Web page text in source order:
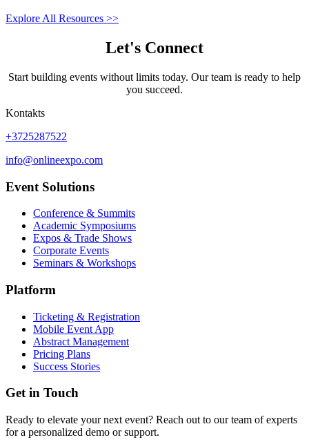
Explore All Resources >>
Let's Connect
Start building events without limits today. Our team is ready to help
you succeed.
Kontakts
+3725287522
info@onlineexpo.com
Event Solutions
Conference & Summits
Academic Symposiums
Expos & Trade Shows
Corporate Events
Seminars & Workshops
Platform
Ticketing & Registration
Mobile Event App
Abstract Management
Pricing Plans
Success Stories
Get in Touch
Ready to elevate your next event? Reach out to our team of experts
for a personalized demo or support.